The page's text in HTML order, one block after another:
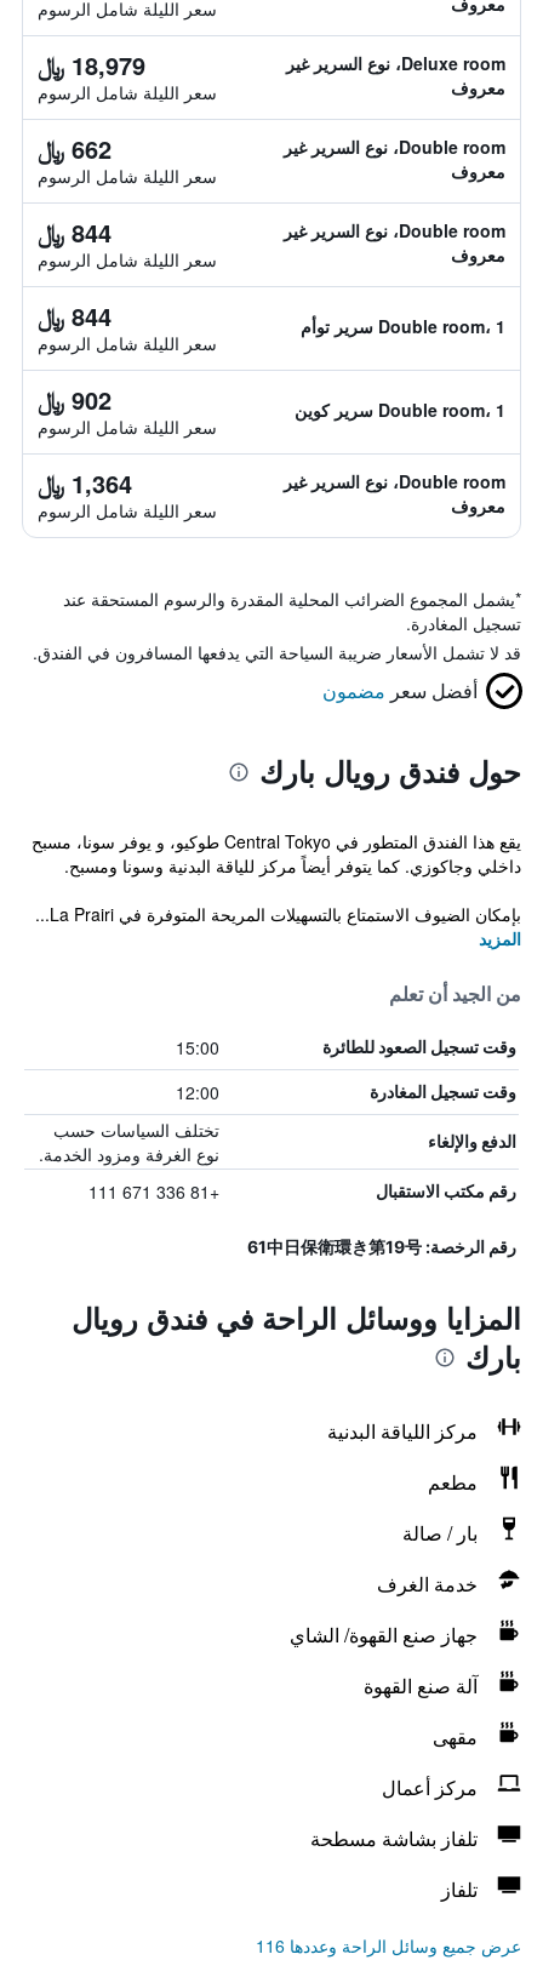
سعر الليلة شامل الرسوم
Deluxe room، نوع السرير غير
معروف
18,979 ﷼
سعر الليلة شامل الرسوم
Double room، نوع السرير غير
معروف
662 ﷼
سعر الليلة شامل الرسوم
Double room، نوع السرير غير
معروف
844 ﷼
سعر الليلة شامل الرسوم
Double room، 1 سرير توأم 844 ﷼
سعر الليلة شامل الرسوم
Double room، 1 سرير كوين 902 ﷼
سعر الليلة شامل الرسوم
Double room، نوع السرير غير
معروف
1,364 ﷼
سعر الليلة شامل الرسوم
*يشمل المجموع الضرائب المحلية المقدرة والرسوم المستحقة عند
تسجيل المغادرة.
قد لا تشمل الأسعار ضريبة السياحة التي يدفعها المسافرون في الفندق.
أفضل سعر مضمون
حول فندق رويال بارك
يقع هذا الفندق المتطور في Central Tokyo طوكيو، و يوفر سونا، مسبح
داخلي وجاكوزي. كما يتوفر أيضاً مركز للياقة البدنية وسونا ومسبح.
بإمكان الضيوف الاستمتاع بالتسهيلات المريحة المتوفرة في La Prairi...
المزيد
من الجيد أن تعلم
وقت تسجيل الصعود للطائرة 15:00
وقت تسجيل المغادرة 12:00
الدفع والإلغاء
تختلف السياسات حسب
نوع الغرفة ومزود الخدمة.
رقم مكتب الاستقبال +81 336 671 111
رقم الرخصة: 61中日保衛環き第19号
المزايا ووسائل الراحة في فندق رويال
بارك
مركز اللياقة البدنية
مطعم
بار / صالة
خدمة الغرف
جهاز صنع القهوة/ الشاي
آلة صنع القهوة
مقهى
مركز أعمال
تلفاز بشاشة مسطحة
تلفاز
عرض جميع وسائل الراحة وعددها 116